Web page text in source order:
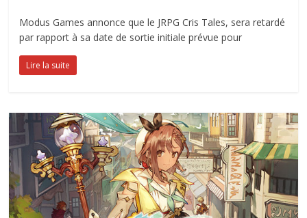
Modus Games annonce que le JRPG Cris Tales, sera retardé
par rapport à sa date de sortie initiale prévue pour
Lire la suite